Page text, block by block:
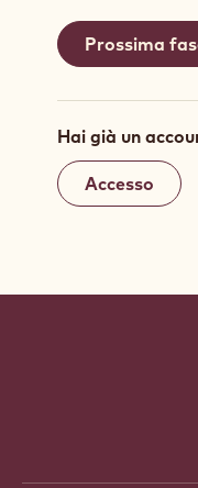
Hai già un
Accesso